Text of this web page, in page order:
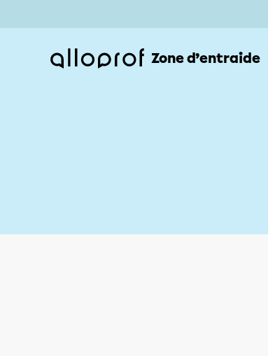
Zone d’entraide